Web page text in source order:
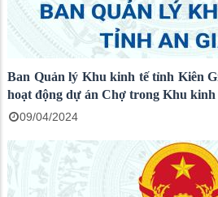
Ban Quản lý Khu kinh tế tỉnh Kiên
hoạt động dự án Chợ trong Khu
09/04/2024